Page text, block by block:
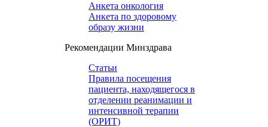
Анкета онкология
Анкета по здоровому
образу жизни
Рекомендации Минздрава
Статьи
Правила посещения
пациента, находящегося в
отделении реанимации и
интенсивной терапии
(ОРИТ)